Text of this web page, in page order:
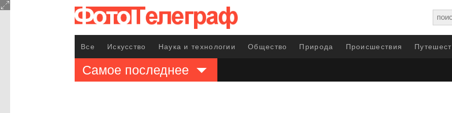
Все Искусство Наука и технологии Общество Природа Происшествия
Самое последнее